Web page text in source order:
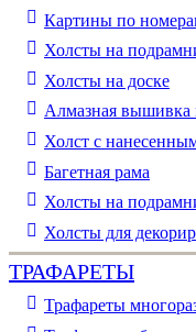
Картины по
Холсты на
Холсты на доске
Алмазная вышивка
Холст с
Багетная рама
Холсты на
Холсты для
ТРАФАРЕТЫ
Трафареты